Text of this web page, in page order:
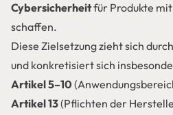
Cybersicherheitfür Produkte
schaffen.
Diese Zielsetzung zieht sich
und konkretisiert sich
Artikel 5–10
Artikel 13(Pflichten der